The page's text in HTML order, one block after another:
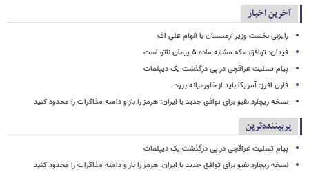
آخرین اخبار
رایزنی نخست وزیر ارمنستان با الهام علی اف
فیدان: توافق مکه مشابه ماده ۵ پیمان ناتو است
پیام تسلیت عراقچی در پی درگذشت یک دیپلمات
فارن افرز: آمریکا باید از خاورمیانه برود
نسخه ریچارد نفیو برای توافق جدید با ایران: هرمز را باز و دامنه مذاکرات را محدود کنید
پربیننده‌ترین
پیام تسلیت عراقچی در پی درگذشت یک دیپلمات
نسخه ریچارد نفیو برای توافق جدید با ایران: هرمز را باز و دامنه مذاکرات را محدود کنید